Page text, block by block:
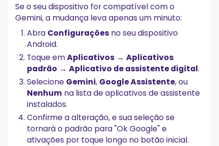
Se o seu dispositivo for compatível com o
Gemini, a mudança leva apenas um minuto:
Abra Configurações no seu dispositivo
Android.
Toque emAplicativos →Aplicativos
padrão →Aplicativo de assistente digital.
Selecione Gemini, Google Assistente, ou
Nenhum na lista de aplicativos de assistente
instalados.
Confirme a alteração, e sua seleção se
tornará o padrão para "Ok Google" e
ativações por toque longo no botão inicial.